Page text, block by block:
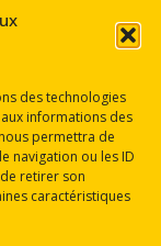
des technologies
informations des
permettra de
navigation ou les ID
retirer son
caractéristiques
for: